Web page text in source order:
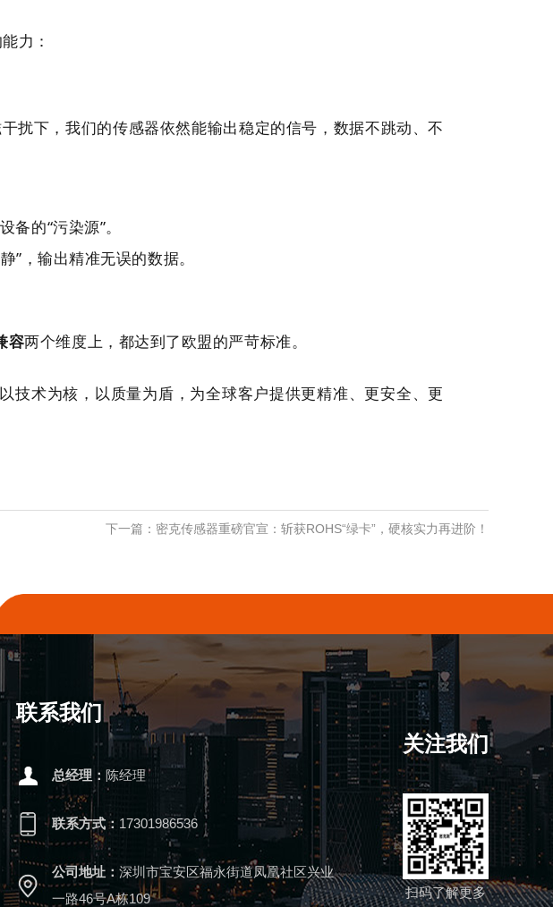
力：
扰下，我们的传感器依然能输出稳定的信号，数据不跳动、不
的“污染源”。
，输出精准无误的数据。
容两个维度上，都达到了欧盟的严苛标准。
技术为核，以质量为盾，为全球客户提供更精准、更安全、更
下一篇：密克传感器重磅官宣：斩获ROHS“绿卡”，硬核实力再进阶！
联系我们
总经理： 陈经理
联系方式： 17301986536
公司地址： 深圳市宝安区福永街道凤凰社区兴业
一路46号A栋109
关注我们
扫码了解更多